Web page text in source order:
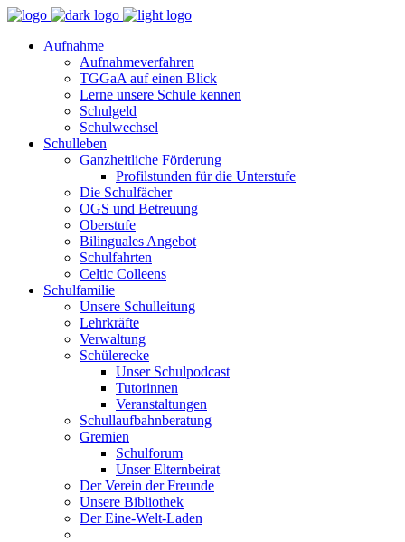
Aufnahme
Aufnahmeverfahren
TGGaA auf einen Blick
Lerne unsere Schule kennen
Schulgeld
Schulwechsel
Schulleben
Ganzheitliche Förderung
Profilstunden für die Unterstufe
Die Schulfächer
OGS und Betreuung
Oberstufe
Bilinguales Angebot
Schulfahrten
Celtic Colleens
Schulfamilie
Unsere Schulleitung
Lehrkräfte
Verwaltung
Schülerecke
Unser Schulpodcast
Tutorinnen
Veranstaltungen
Schullaufbahnberatung
Gremien
Schulforum
Unser Elternbeirat
Der Verein der Freunde
Unsere Bibliothek
Der Eine-Welt-Laden